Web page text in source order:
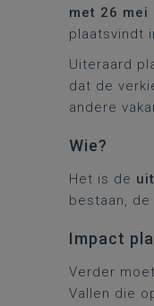
met 26 mei
plaatsvindt
Uiteraard
dat de
andere
Wie?
Het is de
bestaan,
Impact
Verder
Vallen die